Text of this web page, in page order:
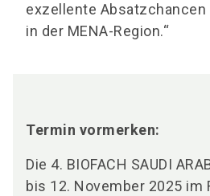
exzellente
in der MENA-Region.“
Termin vormerken:
Die 4. BIOFACH SAUDI
bis 12. November 2025 im